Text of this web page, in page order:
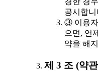
공시합니
③ 이용자
으면, 언
약을 해
제 3 조 (약